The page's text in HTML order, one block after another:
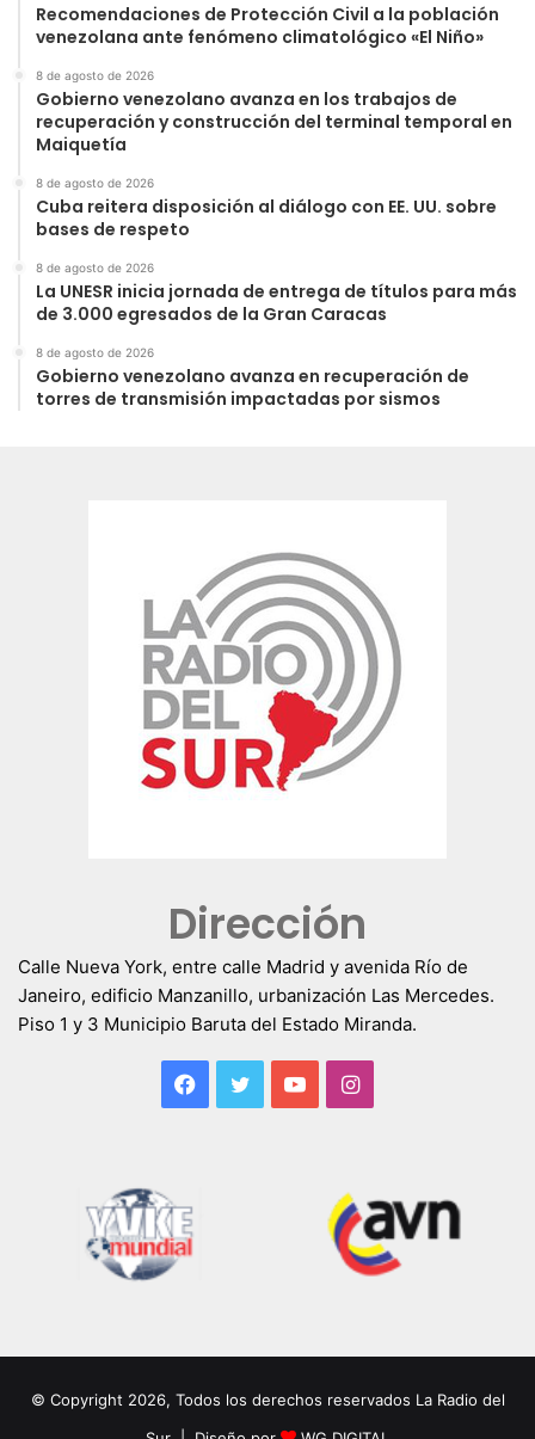
Recomendaciones de Protección Civil a la población
venezolana ante fenómeno climatológico «El Niño»
8 de agosto de 2026
Gobierno venezolano avanza en los trabajos de
recuperación y construcción del terminal temporal en
Maiquetía
8 de agosto de 2026
Cuba reitera disposición al diálogo con EE. UU. sobre
bases de respeto
8 de agosto de 2026
La UNESR inicia jornada de entrega de títulos para más
de 3.000 egresados de la Gran Caracas
8 de agosto de 2026
Gobierno venezolano avanza en recuperación de
torres de transmisión impactadas por sismos
Dirección
Calle Nueva York, entre calle Madrid y avenida Río de
Janeiro, edificio Manzanillo, urbanización Las Mercedes.
Piso 1 y 3 Municipio Baruta del Estado Miranda.
Facebook
TwitterYouTubeInstagram
© Copyright 2026, Todos los derechos reservados La Radio del